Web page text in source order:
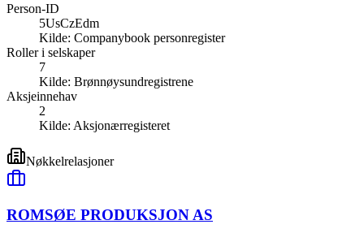
Person-ID
5UsCzEdm
Kilde: Companybook personregister
Roller i selskaper
7
Kilde: Brønnøysundregistrene
Aksjeinnehav
2
Kilde: Aksjonærregisteret
Nøkkelrelasjoner
ROMSØE PRODUKSJON AS